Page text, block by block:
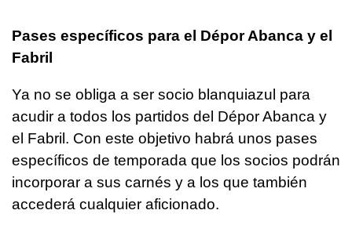
Pases específicos para el Dépor Abanca y el
Fabril
Ya no se obliga a ser socio blanquiazul para
acudir a todos los partidos del Dépor Abanca y
el Fabril. Con este objetivo habrá unos pases
específicos de temporada que los socios podrán
incorporar a sus carnés y a los que también
accederá cualquier aficionado.